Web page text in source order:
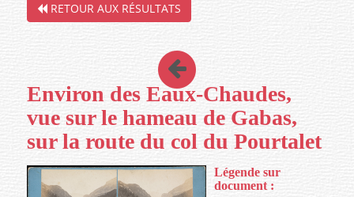
RETOUR AUX RÉSULTATS
Environ des Eaux-Chaudes,
vue sur le hameau de Gabas,
sur la route du col du Pourtalet
Légende sur
document :